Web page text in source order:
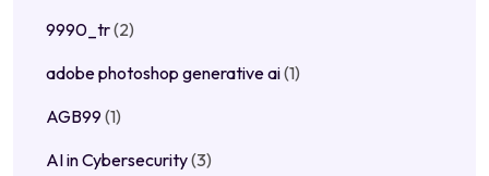
9990_tr(2)
adobe photoshop generative ai(1)
AGB99(1)
AI in Cybersecurity(3)